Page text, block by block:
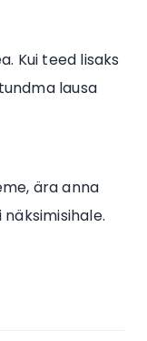
Kui teed lisaks
lausa
ära anna